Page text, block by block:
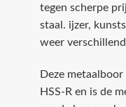
tegen scherpe
staal. ijzer,
weer
Deze
HSS-R en is de